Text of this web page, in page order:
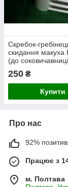
Скребок-
скидання макуха
(до
250 ₴
Купити
Про нас
92%
Працює з
м. Полтава